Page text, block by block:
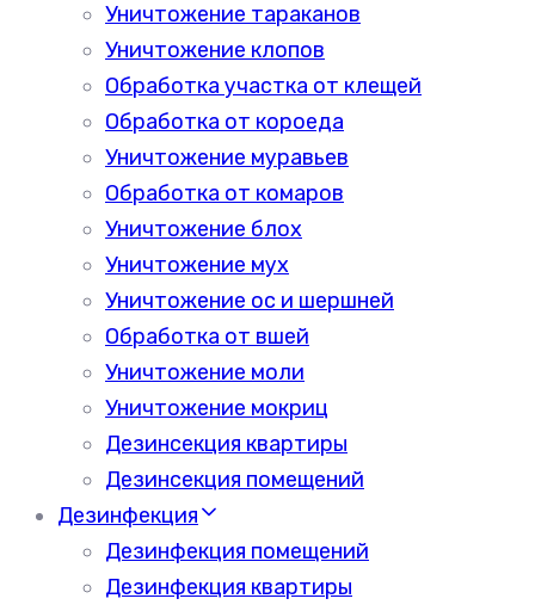
Уничтожение тараканов
Уничтожение клопов
Обработка участка от клещей
Обработка от короеда
Уничтожение муравьев
Обработка от комаров
Уничтожение блох
Уничтожение мух
Уничтожение ос и шершней
Обработка от вшей
Уничтожение моли
Уничтожение мокриц
Дезинсекция квартиры
Дезинсекция помещений
Дезинфекция
Дезинфекция помещений
Дезинфекция квартиры